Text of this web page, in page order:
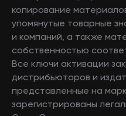
копирование
упомянутые товарные
и компаний, а также
собственностью
Все ключи активации
дистрибьюторов и
представленные на
зарегистрированы